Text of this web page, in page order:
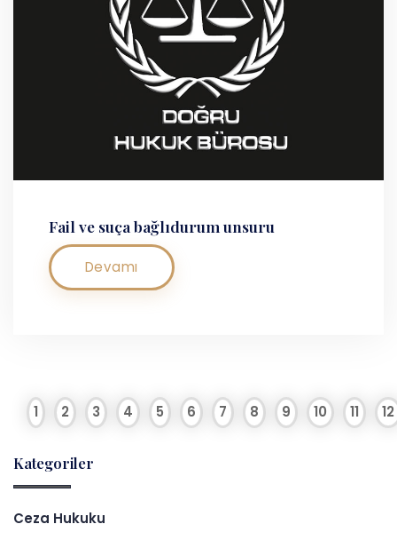
Fail ve suça bağlıdurum unsuru
Devamı
1 2 3 4 5 6 7 8 9 10 11 12
Kategoriler
Ceza Hukuku